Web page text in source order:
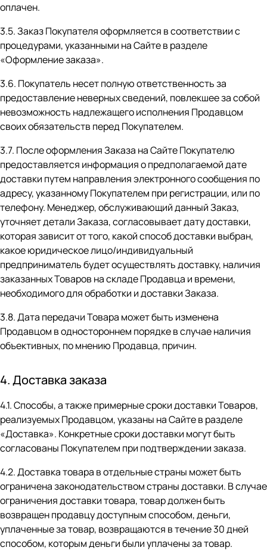
оплачен.
3.5. Заказ Покупателя оформляется в соответствии с
процедурами, указанными на Сайте в разделе
«Оформление заказа».
3.6. Покупатель несет полную ответственность за
предоставление неверных сведений, повлекшее за собой
невозможность надлежащего исполнения Продавцом
своих обязательств перед Покупателем.
3.7. После оформления Заказа на Сайте Покупателю
предоставляется информация о предполагаемой дате
доставки путем направления электронного сообщения по
адресу, указанному Покупателем при регистрации, или по
телефону. Менеджер, обслуживающий данный Заказ,
уточняет детали Заказа, согласовывает дату доставки,
которая зависит от того, какой способ доставки выбран,
какое юридическое лицо/индивидуальный
предприниматель будет осуществлять доставку, наличия
заказанных Товаров на складе Продавца и времени,
необходимого для обработки и доставки Заказа.
3.8. Дата передачи Товара может быть изменена
Продавцом в одностороннем порядке в случае наличия
объективных, по мнению Продавца, причин.
4. Доставка заказа
4.1. Способы, а также примерные сроки доставки Товаров,
реализуемых Продавцом, указаны на Сайте в разделе
«Доставка». Конкретные сроки доставки могут быть
согласованы Покупателем при подтверждении заказа.
4.2. Доставка товара в отдельные страны может быть
ограничена законодательством страны доставки. В случае
ограничения доставки товара, товар должен быть
возвращен продавцу доступным способом, деньги,
уплаченные за товар, возвращаются в течение 30 дней
способом, которым деньги были уплачены за товар.